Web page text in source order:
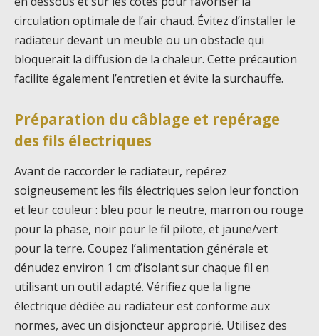
circulation optimale de l’air chaud. Évitez d’installer le
radiateur devant un meuble ou un obstacle qui
bloquerait la diffusion de la chaleur. Cette précaution
facilite également l’entretien et évite la surchauffe.
Préparation du câblage et repérage
des fils électriques
Avant de raccorder le radiateur, repérez
soigneusement les fils électriques selon leur fonction
et leur couleur : bleu pour le neutre, marron ou rouge
pour la phase, noir pour le fil pilote, et jaune/vert
pour la terre. Coupez l’alimentation générale et
dénudez environ 1 cm d’isolant sur chaque fil en
utilisant un outil adapté. Vérifiez que la ligne
électrique dédiée au radiateur est conforme aux
normes, avec un disjoncteur approprié. Utilisez des